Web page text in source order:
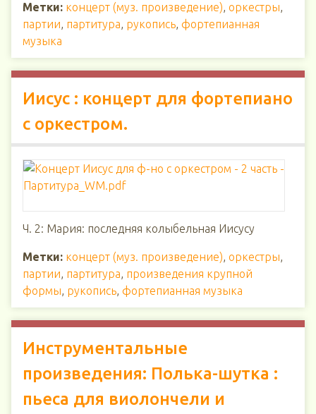
Метки: концерт (муз. произведение), оркестры,
партии, партитура, рукопись, фортепианная
музыка
Иисус : концерт для фортепиано
с оркестром.
Ч. 2: Мария: последняя колыбельная Иисусу
Метки: концерт (муз. произведение), оркестры,
партии, партитура, произведения крупной
формы, рукопись, фортепианная музыка
Инструментальные
произведения: Полька-шутка :
пьеса для виолончели и